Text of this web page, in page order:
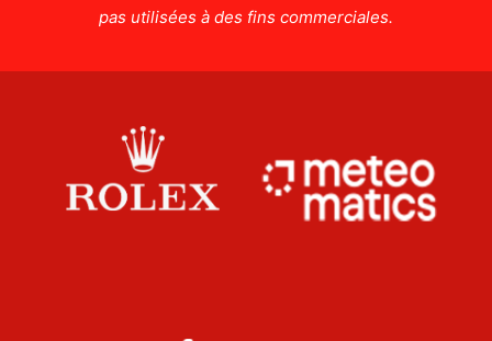
pas utilisées à des fins commerciales.